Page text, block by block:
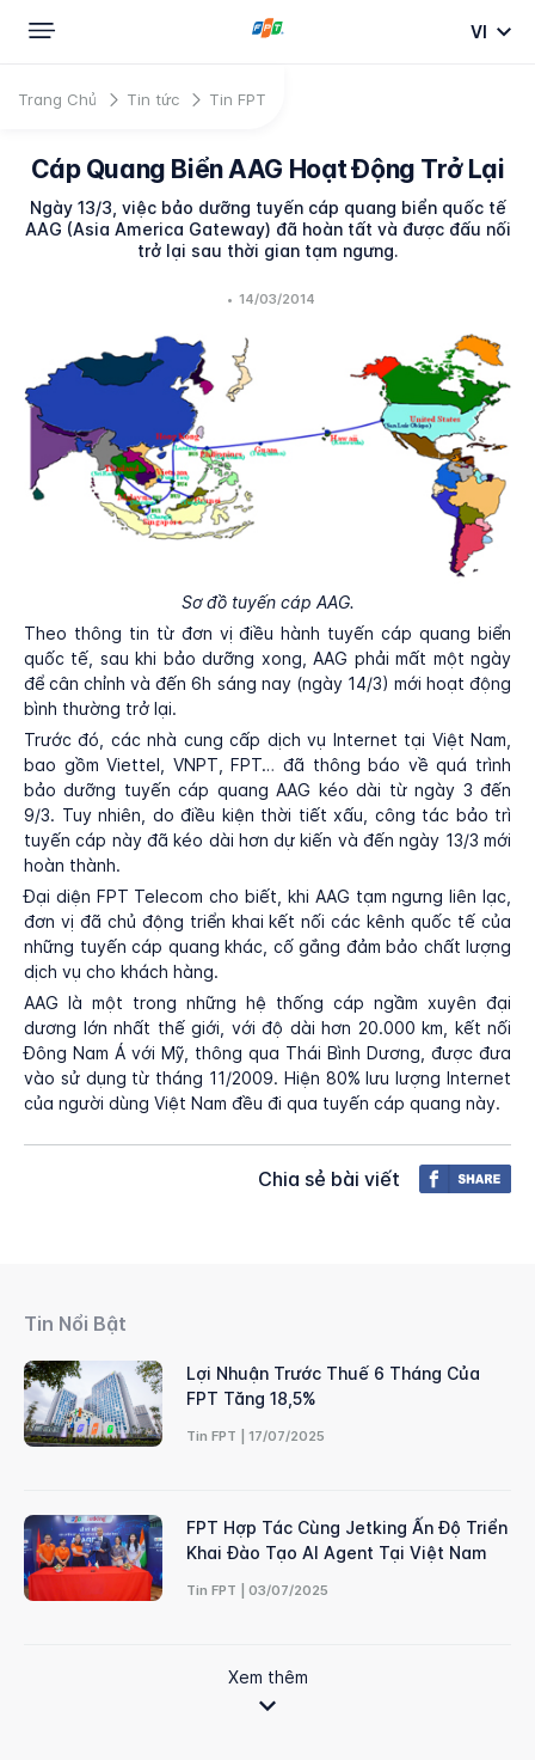
VI
Trang Chủ Tin tức Tin FPT
Cáp Quang Biển AAG Hoạt Động Trở Lại
Ngày 13/3, việc bảo dưỡng tuyến cáp quang biển quốc tế
AAG (Asia America Gateway) đã hoàn tất và được đấu nối
trở lại sau thời gian tạm ngưng.
• 14/03/2014
Sơ đồ tuyến cáp AAG.
Theo thông tin từ đơn vị điều hành tuyến cáp quang biển
quốc tế, sau khi bảo dưỡng xong, AAG phải mất một ngày
để cân chỉnh và đến 6h sáng nay (ngày 14/3) mới hoạt động
bình thường trở lại.
Trước đó, các nhà cung cấp dịch vụ Internet tại Việt Nam,
bao gồm Viettel, VNPT, FPT… đã thông báo về quá trình
bảo dưỡng tuyến cáp quang AAG kéo dài từ ngày 3 đến
9/3. Tuy nhiên, do điều kiện thời tiết xấu, công tác bảo trì
tuyến cáp này đã kéo dài hơn dự kiến và đến ngày 13/3 mới
hoàn thành.
Đại diện FPT Telecom cho biết, khi AAG tạm ngưng liên lạc,
đơn vị đã chủ động triển khai kết nối các kênh quốc tế của
những tuyến cáp quang khác, cố gắng đảm bảo chất lượng
dịch vụ cho khách hàng.
AAG là một trong những hệ thống cáp ngầm xuyên đại
dương lớn nhất thế giới, với độ dài hơn 20.000 km, kết nối
Đông Nam Á với Mỹ, thông qua Thái Bình Dương, được đưa
vào sử dụng từ tháng 11/2009. Hiện 80% lưu lượng Internet
của người dùng Việt Nam đều đi qua tuyến cáp quang này.
Chia sẻ bài viết
Tin Nổi Bật
Lợi Nhuận Trước Thuế 6 Tháng Của
FPT Tăng 18,5%
Tin FPT | 17/07/2025
FPT Hợp Tác Cùng Jetking Ấn Độ Triển
Khai Đào Tạo AI Agent Tại Việt Nam
Tin FPT | 03/07/2025
Xem thêm